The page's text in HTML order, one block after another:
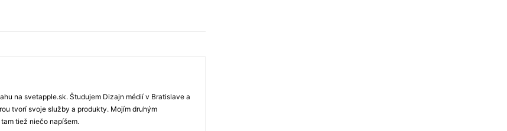
na svetapple.sk. Študujem Dizajn médií v Bratislave a
tvorí svoje služby a produkty. Mojím druhým
tiež niečo napíšem.